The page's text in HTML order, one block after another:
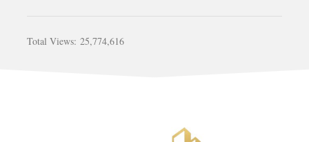
Total Views: 25,774,616